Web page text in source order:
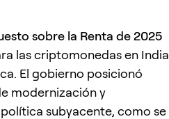
sobre la Renta de 2025
las criptomonedas en India
El gobierno posicionó
modernización y
subyacente, como se